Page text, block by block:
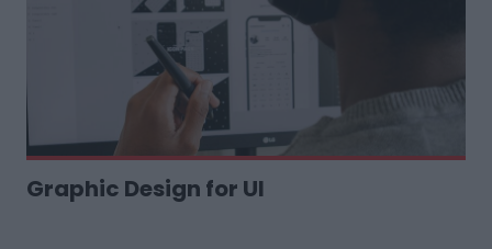
Graphic Design for UI